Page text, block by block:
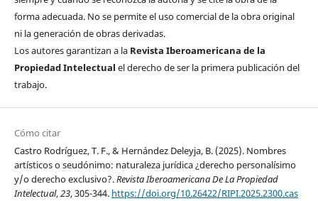
forma adecuada. No se permite el uso comercial de la obra original
ni la generación de obras derivadas.
Los autores garantizan a la Revista Iberoamericana de la
Propiedad Intelectual el derecho de ser la primera publicación del
trabajo.
Cómo citar
Castro Rodríguez, T. F., & Hernández Deleyja, B. (2025). Nombres
artísticos o seudónimo: naturaleza jurídica ¿derecho personalísimo
y/o derecho exclusivo?.Revista Iberoamericana De La Propiedad
Intelectual,23, 305-344. https://doi.org/10.26422/RIPI.2025.2300.cas